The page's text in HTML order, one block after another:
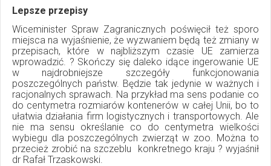
Lepsze przepisy
Wiceminister Spraw Zagranicznych poświęcił też sporo
miejsca na wyjaśnienie, że wyzwaniem będą też zmiany w
przepisach, które w najbliższym czasie UE zamierza
wprowadzić. ? Skończy się daleko idące ingerowanie UE
w najdrobniejsze szczegóły funkcjonowania
poszczególnych państw. Będzie tak jedynie w ważnych i
racjonalnych sprawach. Na przykład ma sens podanie co
do centymetra rozmiarów kontenerów w całej Unii, bo to
ułatwia działania firm logistycznych i transportowych. Ale
nie ma sensu określanie co do centymetra wielkości
wybiegu dla poszczególnych zwierząt w zoo. Można to
przecież zrobić na szczeblu konkretnego kraju ? wyjaśnił
dr Rafał Trzaskowski.